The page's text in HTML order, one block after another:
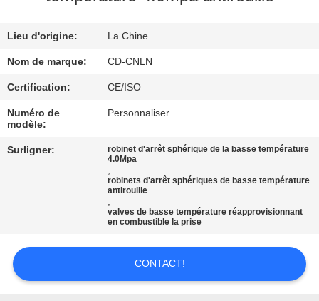
CONTRÔLE
DE
QUALITÉ
CONTACTEZ-
NOUVELLES
CAS
Lieu d'origine: La Chine
Nom de marque: CD-CNLN
Certification: CE/ISO
Numéro de
modèle:
Personnaliser
Surligner:
robinet d'arrêt sphérique de la basse température
4.0Mpa
,
robinets d'arrêt sphériques de basse température
antirouille
,
valves de basse température réapprovisionnant
en combustible la prise
CONTACT!